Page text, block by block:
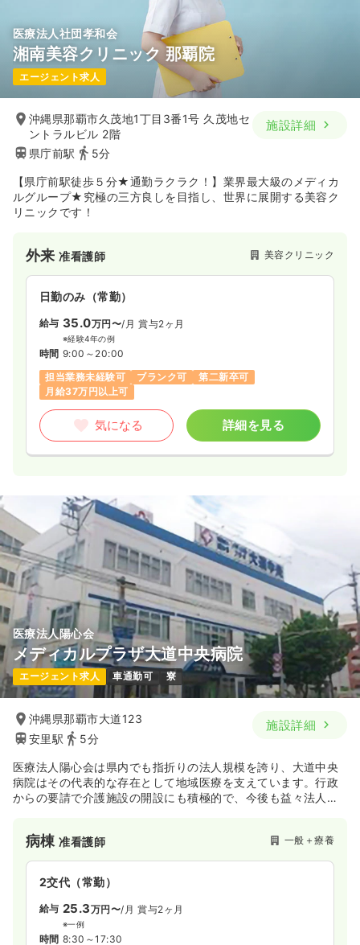
医療法人社団孝和会
湘南美容クリニック 那覇院
エージェント求人
沖縄県那覇市久茂地1丁目3番1号 久茂地セ
ントラルビル 2階
県庁前駅
5分
施設詳細
【県庁前駅徒歩５分★通勤ラクラク！】業界最大級のメディカ
ルグループ★究極の三方良しを目指し、世界に展開する美容ク
リニックです！
外来准看護師 美容クリニック
日勤のみ（常勤）
給与 35.0万円〜/月 賞与2ヶ月
※経験4年の例
時間 9:00～20:00
担当業務未経験可
ブランク可
第二新卒可
月給37万円以上可
気になる 詳細を見る
医療法人陽心会
メディカルプラザ大道中央病院
エージェント求人 車通勤可 寮
沖縄県那覇市大道123
安里駅
5分
施設詳細
医療法人陽心会は県内でも指折りの法人規模を誇り、大道中央
病院はその代表的な存在として地域医療を支えています。行政
からの要請で介護施設の開設にも積極的で、今後も益々法人規
護に携わりたい方へオススメの環境です！
病棟准看護師 一般＋療養
2交代（常勤）
給与 25.3万円〜/月 賞与2ヶ月
※一例
時間 8:30～17:30